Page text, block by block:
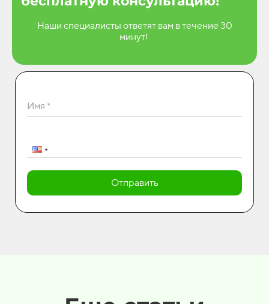
Наши специалисты ответят вам в течение 30
минут!
Имя *
Отправить